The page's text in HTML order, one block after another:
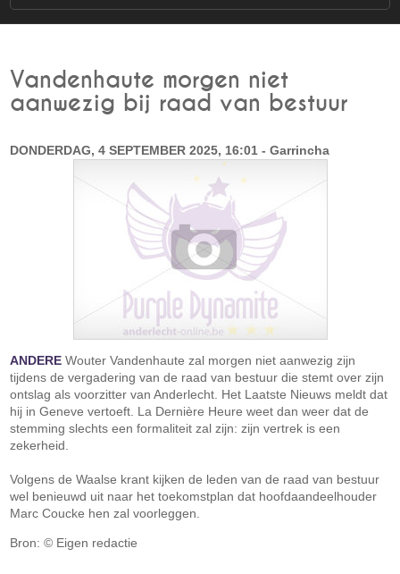
Vandenhaute morgen niet
aanwezig bij raad van bestuur
DONDERDAG, 4 SEPTEMBER 2025, 16:01 - Garrincha
ANDERE Wouter Vandenhaute zal morgen niet aanwezig zijn
tijdens de vergadering van de raad van bestuur die stemt over zijn
ontslag als voorzitter van Anderlecht. Het Laatste Nieuws meldt dat
hij in Geneve vertoeft. La Dernière Heure weet dan weer dat de
stemming slechts een formaliteit zal zijn: zijn vertrek is een
zekerheid.
Volgens de Waalse krant kijken de leden van de raad van bestuur
wel benieuwd uit naar het toekomstplan dat hoofdaandeelhouder
Marc Coucke hen zal voorleggen.
Bron: © Eigen redactie